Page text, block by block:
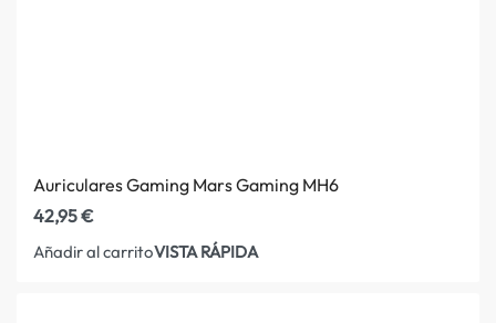
Auriculares Gaming Mars Gaming MH6
42,95€
Añadir al carritoVISTA RÁPIDA